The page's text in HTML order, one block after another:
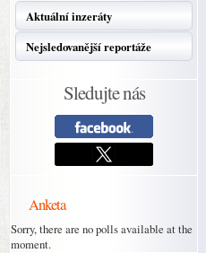
Aktuální inzeráty
Nejsledovanější reportáže
Sledujte nás
Anketa
Sorry, there are no polls available at the
moment.